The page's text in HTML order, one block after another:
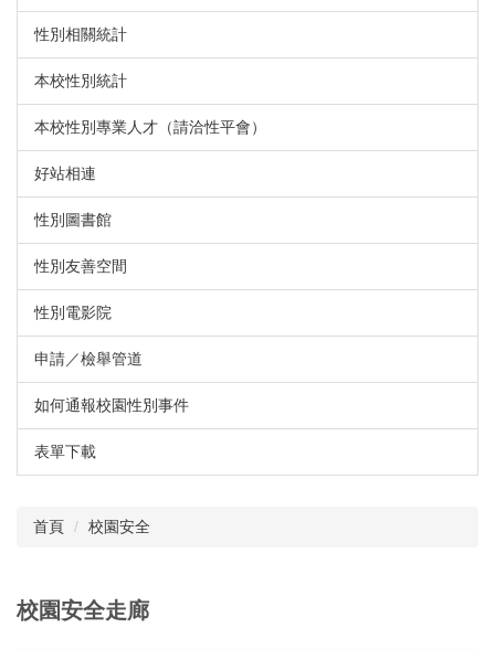
性別相關統計
本校性別統計
本校性別專業人才（請洽性平會）
好站相連
性別圖書館
性別友善空間
性別電影院
申請／檢舉管道
如何通報校園性別事件
表單下載
首頁 校園安全
校園安全走廊